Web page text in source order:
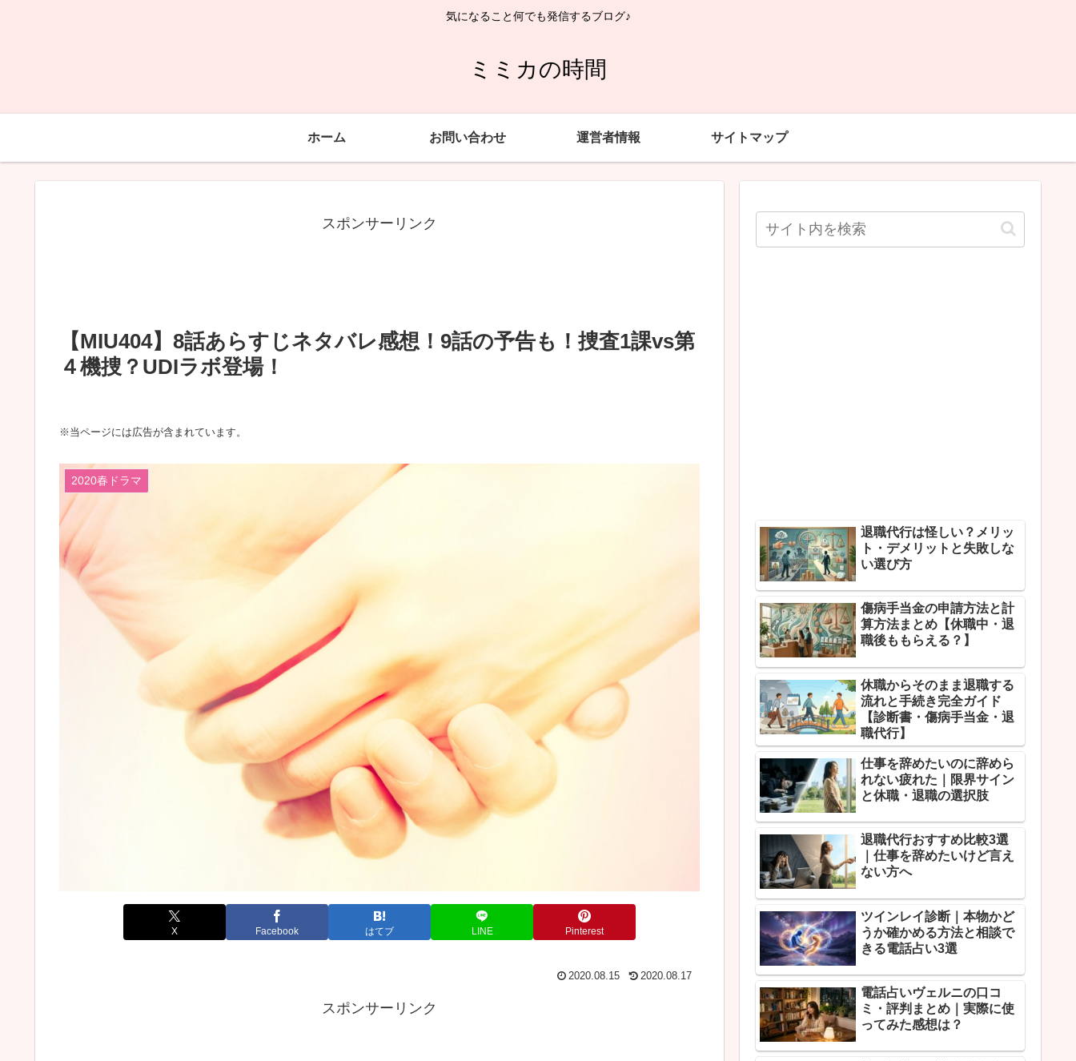
気になること何でも発信するブログ♪
ミミカの時間
ホーム お問い合わせ 運営者情報 サイトマップ
スポンサーリンク
【MIU404】8話あらすじネタバレ感想！9話の予告も！捜査1課vs第
４機捜？UDIラボ登場！
※当ページには広告が含まれています。
2020春ドラマ
X Facebook はてブ LINE Pinterest
2020.08.15 2020.08.17
スポンサーリンク
退職代行は怪しい？メリッ
ト・デメリットと失敗しな
い選び方
傷病手当金の申請方法と計
算方法まとめ【休職中・退
職後ももらえる？】
休職からそのまま退職する
流れと手続き完全ガイド
【診断書・傷病手当金・退
職代行】
仕事を辞めたいのに辞めら
れない疲れた｜限界サイン
と休職・退職の選択肢
退職代行おすすめ比較3選
｜仕事を辞めたいけど言え
ない方へ
ツインレイ診断｜本物かど
うか確かめる方法と相談で
きる電話占い3選
電話占いヴェルニの口コ
ミ・評判まとめ｜実際に使
ってみた感想は？